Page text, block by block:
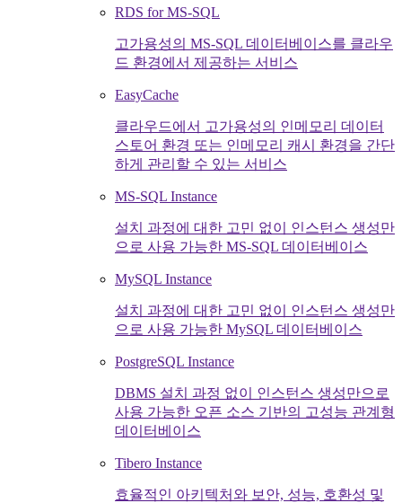
RDS for MS-SQL
고가용성의 MS-SQL 데이터베이스를 클라우
드 환경에서 제공하는 서비스
EasyCache
클라우드에서 고가용성의 인메모리 데이터
스토어 환경 또는 인메모리 캐시 환경을 간단
하게 관리할 수 있는 서비스
MS-SQL Instance
설치 과정에 대한 고민 없이 인스턴스 생성만
으로 사용 가능한 MS-SQL 데이터베이스
MySQL Instance
설치 과정에 대한 고민 없이 인스턴스 생성만
으로 사용 가능한 MySQL 데이터베이스
PostgreSQL Instance
DBMS 설치 과정 없이 인스턴스 생성만으로
사용 가능한 오픈 소스 기반의 고성능 관계형
데이터베이스
Tibero Instance
효율적인 아키텍처와 보안, 성능, 호환성 및